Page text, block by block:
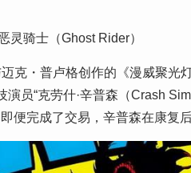
灵骑士（Ghost Rider）
克・普卢格创作的《漫威聚光
员“克劳什·辛普森（Crash
便完成了交易，辛普森在康复